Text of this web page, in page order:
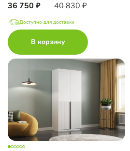
36 750 40 830
Доступно для доставки
В корзину